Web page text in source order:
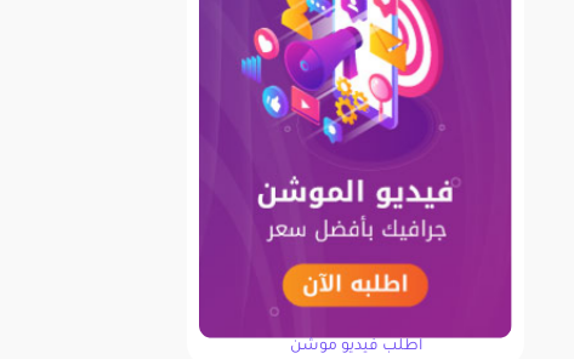
اطلب فيديو موشن